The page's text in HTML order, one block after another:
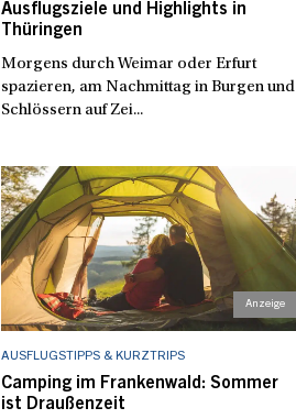
Ausflugsziele und Highlights in
Thüringen
Morgens durch Weimar oder Erfurt
spazieren, am Nachmittag in Burgen und
Schlössern auf Zei...
AUSFLUGSTIPPS & KURZTRIPS
Camping im Frankenwald: Sommer
ist Draußenzeit